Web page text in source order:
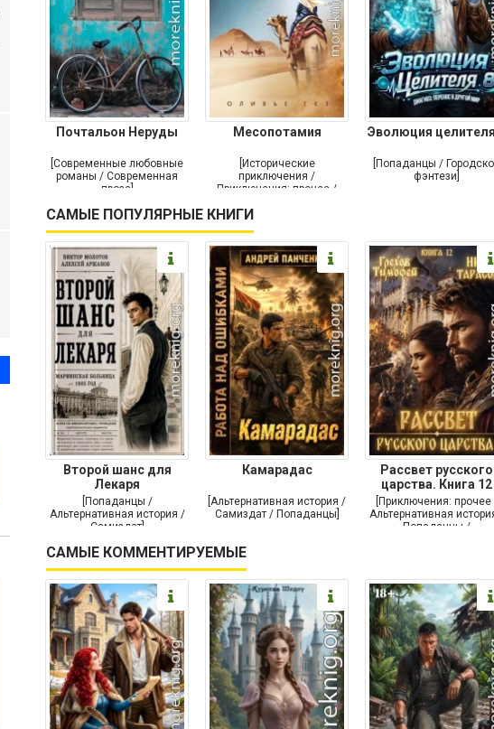
Почтальон Неруды
[Современные любовные
романы / Современная
проза]
Месопотамия
[Исторические
приключения /
Приключения: прочее /
Историческая проза]
Эволюция
[Попаданцы /
фэнтези]
САМЫЕ ПОПУЛЯРНЫЕ КНИГИ
Второй шанс для
Лекаря
[Попаданцы /
Альтернативная история /
Самиздат]
Камарадас
[Альтернативная история /
Самиздат / Попаданцы]
Рассвет русского
царства. Книга 12
[Приключения: прочее
Альтернативная
Попаданцы /
САМЫЕ КОММЕНТИРУЕМЫЕ